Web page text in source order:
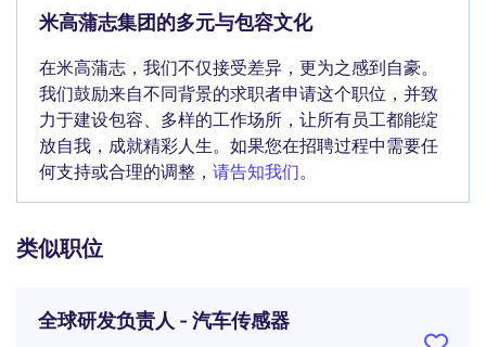
米高蒲志集团的多元与包容文化
在米高蒲志，我们不仅接受差异，更为之感到自豪。
我们鼓励来自不同背景的求职者申请这个职位，并致
力于建设包容、多样的工作场所，让所有员工都能绽
放自我，成就精彩人生。如果您在招聘过程中需要任
何支持或合理的调整， 请告知我们。
类似职位
全球研发负责人 - 汽车传感器